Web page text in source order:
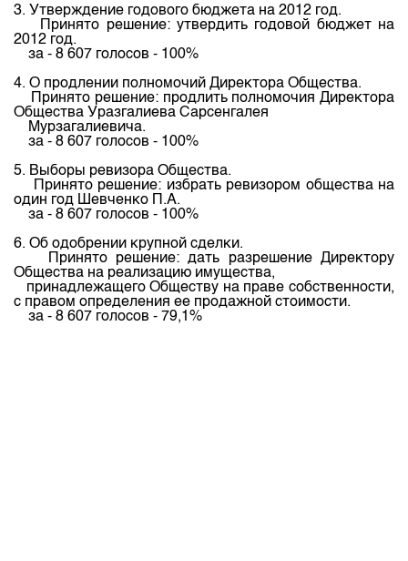
Объем ГЦБ в обращении
Результаты аукционов по депозитам
3. Утверждение годового бюджета на 2012 год.
Принято решение:утвердить годовой бюджет на
2012 год.
за - 8 607 голосов - 100%
4. О продлении полномочий Директора Общества.
Принято решение: продлить полномочия Директора
Общества Уразгалиева Сарсенгалея
Мурзагалиевича.
за - 8 607 голосов - 100%
5. Выборы ревизора Общества.
Принято решение: избрать ревизором общества на
один год Шевченко П.А.
за - 8 607 голосов - 100%
6. Об одобрении крупной сделки.
Принято
решение:дать разрешение Директору
Общества на реализацию имущества,
принадлежащего Обществу на праве собственности,
с правом определения ее продажной стоимости.
за - 8 607 голосов - 79,1%